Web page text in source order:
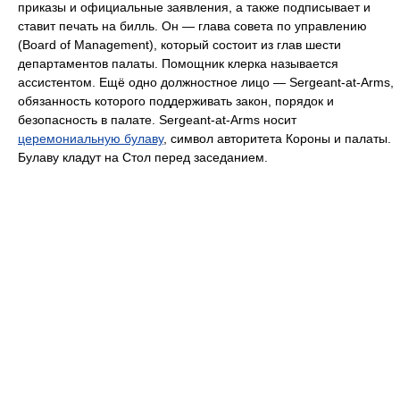
приказы и официальные заявления, а также подписывает и
ставит печать на билль. Он — глава совета по управлению
(Board of Management), который состоит из глав шести
департаментов палаты. Помощник клерка называется
ассистентом. Ещё одно должностное лицо — Sergeant-at-Arms,
обязанность которого поддерживать закон, порядок и
безопасность в палате. Sergeant-at-Arms носит
церемониальную булаву, символ авторитета Короны и палаты.
Булаву кладут на Стол перед заседанием.